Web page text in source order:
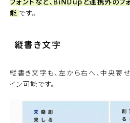
能 です。
縦書き文字
縦書き文字も、左から右へ、中央寄
イン可能です。